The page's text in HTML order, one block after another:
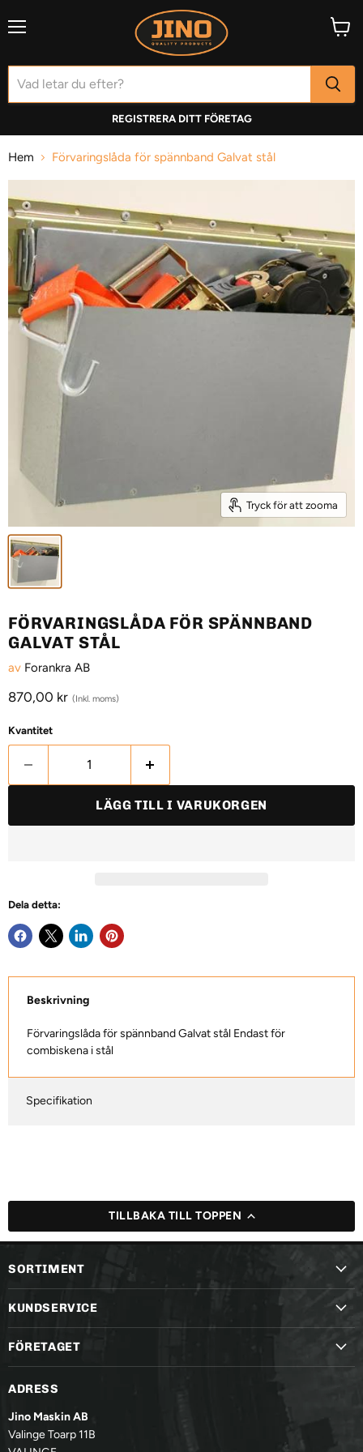
REGISTRERA DITT FÖRETAG
Hem Förvaringslåda för spännband Galvat stål
Tryck för att zooma
FÖRVARINGSLÅDA FÖR SPÄNNBAND
GALVAT STÅL
av Forankra AB
Aktuellt pris
870,00 kr (Inkl. moms)
Kvantitet
LÄGG TILL I VARUKORGEN
Dela detta:
Beskrivning
Förvaringslåda för spännband Galvat stål Endast för
combiskena i stål
Specifikation
TILLBAKA TILL TOPPEN
SORTIMENT
KUNDSERVICE
FÖRETAGET
ADRESS
Jino Maskin AB
Valinge Toarp 11B